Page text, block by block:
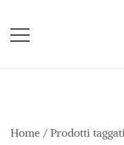
contenuto
Home / Prodotti